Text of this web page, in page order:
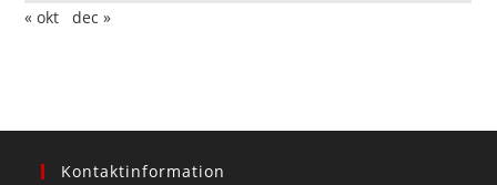
« okt dec »
Kontaktinformation